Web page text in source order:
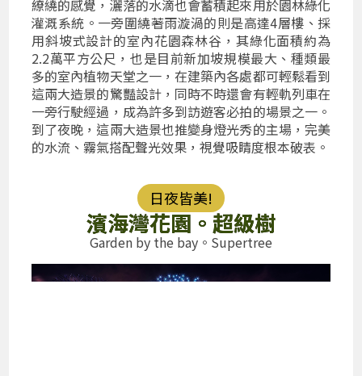
繚繞的感覺，灑落的水滴也會蓄積起來用於園林綠化
灌溉系統。一旁圍繞著雨漩渦的則是高達4層樓、採
用斜坡式設計的室內花園森林谷，其綠化面積約為
2.2萬平方公尺，也是目前新加坡規模最大、種類最
多的室內植物天堂之一，在建築內各處都可輕鬆看到
這兩大造景的驚豔設計，同時不時還會有輕軌列車在
一旁行駛經過，成為許多到訪遊客必拍的場景之一。
到了夜晚，這兩大造景也推變身燈光秀的主場，完美
的水流、霧氣搭配聲光效果，視覺吸睛度根本破表。
日夜皆美!
濱海灣花園。超級樹
Garden by the bay。Supertree